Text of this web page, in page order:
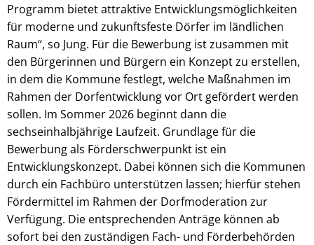
Programm bietet attraktive Entwicklungsmöglichkeiten
für moderne und zukunftsfeste Dörfer im ländlichen
Raum“, so Jung. Für die Bewerbung ist zusammen mit
den Bürgerinnen und Bürgern ein Konzept zu erstellen,
in dem die Kommune festlegt, welche Maßnahmen im
Rahmen der Dorfentwicklung vor Ort gefördert werden
sollen. Im Sommer 2026 beginnt dann die
sechseinhalbjährige Laufzeit. Grundlage für die
Bewerbung als Förderschwerpunkt ist ein
Entwicklungskonzept. Dabei können sich die Kommunen
durch ein Fachbüro unterstützen lassen; hierfür stehen
Fördermittel im Rahmen der Dorfmoderation zur
Verfügung. Die entsprechenden Anträge können ab
sofort bei den zuständigen Fach- und Förderbehörden